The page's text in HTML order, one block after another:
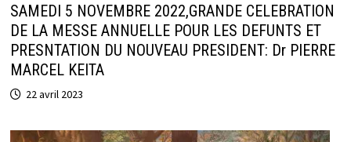
SAMEDI 5 NOVEMBRE 2022,GRANDE CELEBRATION
DE LA MESSE ANNUELLE POUR LES DEFUNTS ET
PRESNTATION DU NOUVEAU PRESIDENT: Dr PIERRE
MARCEL KEITA
22 avril 2023